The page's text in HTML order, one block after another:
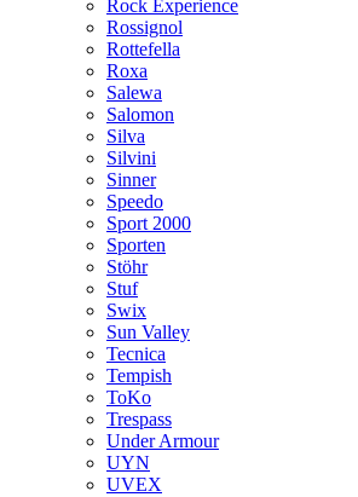
Rock Experience
Rossignol
Rottefella
Roxa
Salewa
Salomon
Silva
Silvini
Sinner
Speedo
Sport 2000
Sporten
Stöhr
Stuf
Swix
Sun Valley
Tecnica
Tempish
ToKo
Trespass
Under Armour
UYN
UVEX